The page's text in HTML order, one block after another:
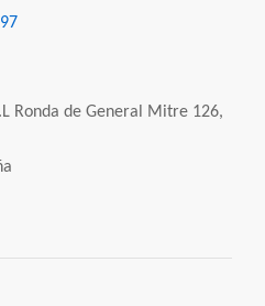
Ronda de General Mitre 126,